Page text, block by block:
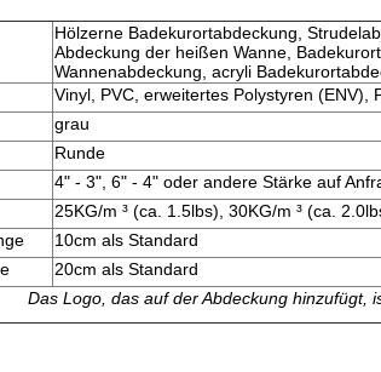
Hölzerne Badekurortabdeckung,
Abdeckung der heißen Wanne,
Wannenabdeckung, acryli
Vinyl, PVC, erweitertes Polystyren (ENV),
grau
Runde
4" - 3", 6" - 4" oder andere Stärke auf
25KG/m ³ (ca. 1.5lbs), 30KG/m ³ (ca.
10cm als Standard
20cm als Standard
Das Logo, das auf der Abdeckung hinzufügt,